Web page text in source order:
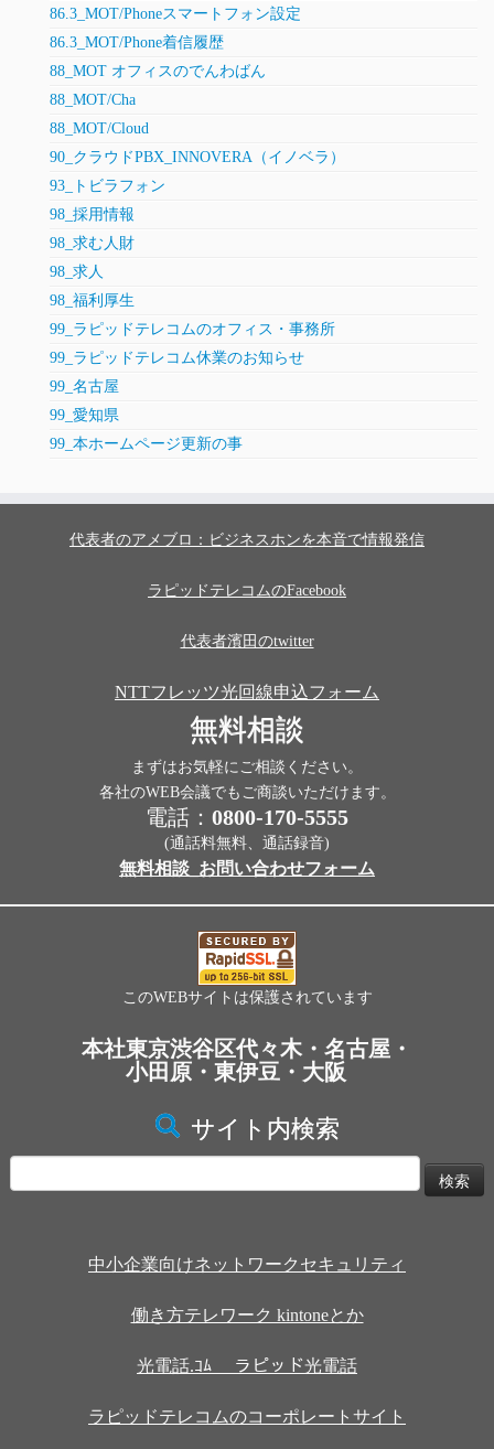
86.3_MOT/Phoneスマートフォン設定
86.3_MOT/Phone着信履歴
88_MOT オフィスのでんわばん
88_MOT/Cha
88_MOT/Cloud
90_クラウドPBX_INNOVERA（イノベラ）
93_トビラフォン
98_採用情報
98_求む人財
98_求人
98_福利厚生
99_ラピッドテレコムのオフィス・事務所
99_ラピッドテレコム休業のお知らせ
99_名古屋
99_愛知県
99_本ホームページ更新の事
代表者のアメブロ：ビジネスホンを本音で情報発信
ラピッドテレコムのFacebook
代表者濱田のtwitter
NTTフレッツ光回線申込フォーム
無料相談
まずはお気軽にご相談ください。
各社のWEB会議でもご商談いただけます。
電話： 0800-170-5555
(通話料無料、通話録音)
無料相談_お問い合わせフォーム
このWEBサイトは保護されています
本社東京渋谷区代々木・名古屋・
小田原・東伊豆・大阪
サイト内検索
索:
中小企業向けネットワークセキュリティ
働き方テレワーク kintoneとか
光電話.ｺﾑ ラピッド光電話
ラピッドテレコムのコーポレートサイト